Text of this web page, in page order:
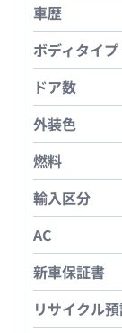
車歴
ボディタイプ
ドア数
外装色
燃料
輸入区分
AC
新車保証書
リサイクル